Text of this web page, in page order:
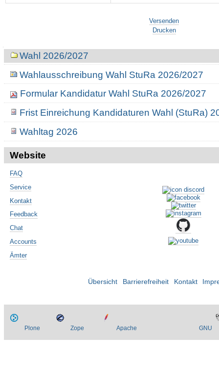
Versenden
Drucken
NavigationWahl 2026/2027
Wahlausschreibung Wahl StuRa 2026/2027
Formular Kandidatur Wahl StuRa 2026/2027
Frist Einreichung Kandidaturen Wahl (StuRa)
Wahltag 2026
Website
FAQ
Service
Kontakt
Feedback
Chat
Accounts
Ämter
Übersicht Barrierefreiheit Kontakt
Plone Zope Apache GNU